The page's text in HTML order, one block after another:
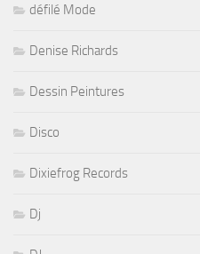
défilé Mode
Denise Richards
Dessin Peintures
Disco
Dixiefrog Records
Dj